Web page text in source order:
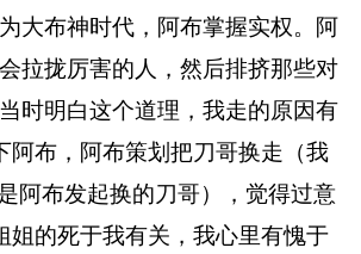
大布神时代，阿布掌握实权。阿
拉拢厉害的人，然后排挤那些对
时明白这个道理，我走的原因有
阿布，阿布策划把刀哥换走（我
阿布发起换的刀哥），觉得过意
姐的死于我有关，我心里有愧于